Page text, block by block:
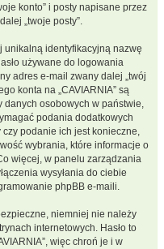
konto” i posty napisane przez
„twoje posty”.
unikalną identyfikacyjną nazwę
używane do logowania
adres e-mail zwany dalej „twój
konta na „CAVIARNIA” są
danych osobowych w państwie,
podania dodatkowych
podanie ich jest konieczne,
wybrania, które informacje o
więcej, w panelu zarządzania
wysyłania do ciebie
phpBB e-maili.
niemniej nie należy
internetowych. Hasło to
więc chroń je i w